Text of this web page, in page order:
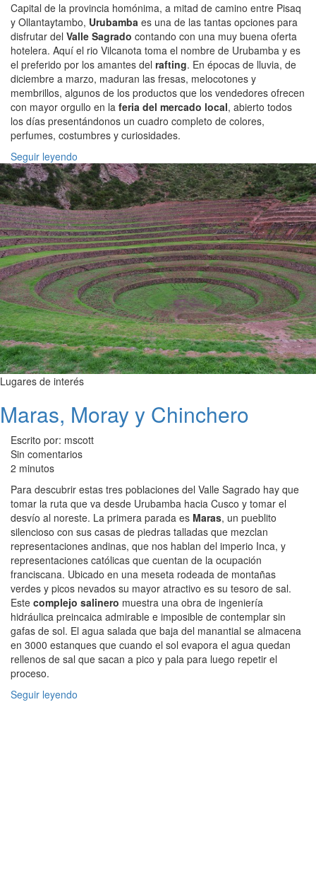
Capital de la provincia homónima, a mitad de camino entre Pisaq
y Ollantaytambo, Urubamba es una de las tantas opciones para
disfrutar del Valle Sagrado contando con una muy buena oferta
hotelera. Aquí el rio Vilcanota toma el nombre de Urubamba y es
el preferido por los amantes del rafting. En épocas de lluvia, de
diciembre a marzo, maduran las fresas, melocotones y
membrillos, algunos de los productos que los vendedores ofrecen
con mayor orgullo en la feria del mercado local, abierto todos
los días presentándonos un cuadro completo de colores,
perfumes, costumbres y curiosidades.
Seguir leyendo
Lugares de interés
Maras, Moray y Chinchero
Escrito por: mscott
Sin comentarios
2 minutos
Para descubrir estas tres poblaciones del Valle Sagrado hay que
tomar la ruta que va desde Urubamba hacia Cusco y tomar el
desvío al noreste. La primera parada es Maras, un pueblito
silencioso con sus casas de piedras talladas que mezclan
representaciones andinas, que nos hablan del imperio Inca, y
representaciones católicas que cuentan de la ocupación
franciscana. Ubicado en una meseta rodeada de montañas
verdes y picos nevados su mayor atractivo es su tesoro de sal.
Este complejo salinero muestra una obra de ingeniería
hidráulica preincaica admirable e imposible de contemplar sin
gafas de sol. El agua salada que baja del manantial se almacena
en 3000 estanques que cuando el sol evapora el agua quedan
rellenos de sal que sacan a pico y pala para luego repetir el
proceso.
Seguir leyendo